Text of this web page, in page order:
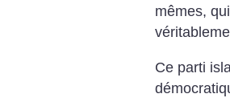
mêmes,
Ce parti